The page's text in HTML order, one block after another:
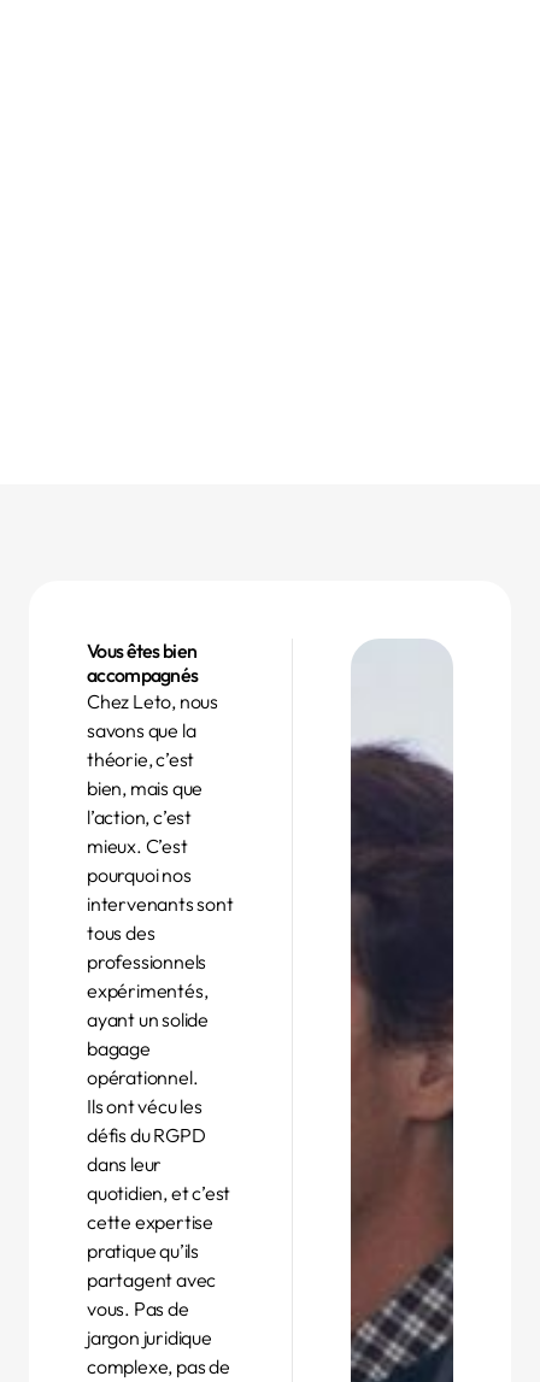
Vous êtes bien
accompagnés
Chez Leto, nous
savons que la
théorie, c’est
bien, mais que
l’action, c’est
mieux. C’est
pourquoi nos
intervenants sont
tous des
professionnels
expérimentés,
ayant un solide
bagage
opérationnel.
Ils ont vécu les
défis du RGPD
dans leur
quotidien, et c’est
cette expertise
pratique qu’ils
partagent avec
vous. Pas de
jargon juridique
complexe, pas de